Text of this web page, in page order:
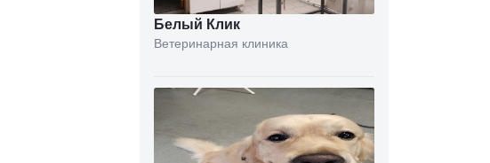
Белый Клик
Ветеринарная клиника